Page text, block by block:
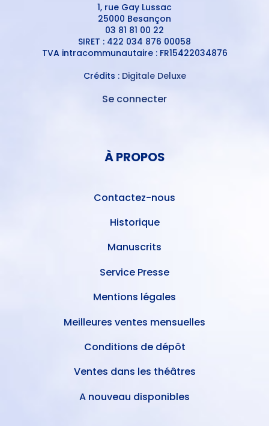
1, rue Gay Lussac
25000 Besançon
03 81 81 00 22
SIRET : 422 034 876 00058
TVA intracommunautaire : FR15422034876
Crédits : Digitale Deluxe
Se connecter
À PROPOS
Contactez-nous
Historique
Manuscrits
Service Presse
Mentions légales
Meilleures ventes mensuelles
Conditions de dépôt
Ventes dans les théâtres
A nouveau disponibles